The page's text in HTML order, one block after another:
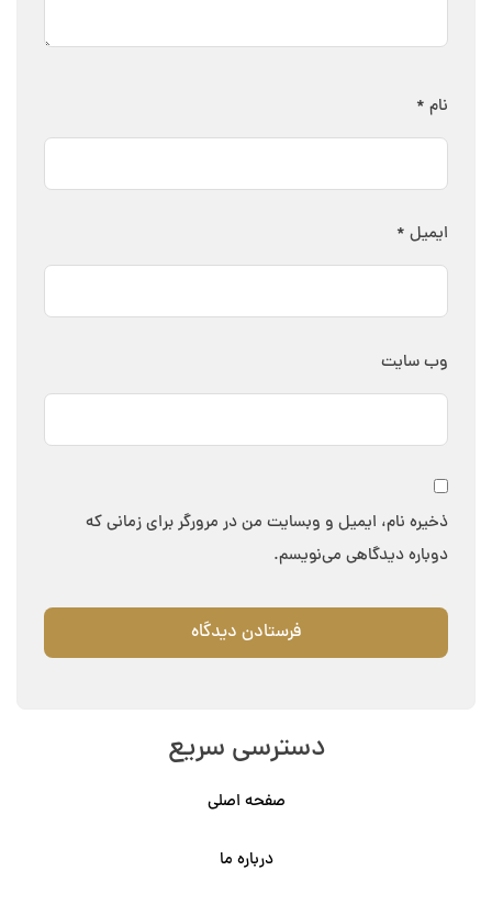
نام *
ایمیل *
وب‌ سایت
ذخیره نام، ایمیل و وبسایت من در مرورگر برای زمانی که
دوباره دیدگاهی می‌نویسم.
دسترسی سریع
صفحه اصلی
درباره ما